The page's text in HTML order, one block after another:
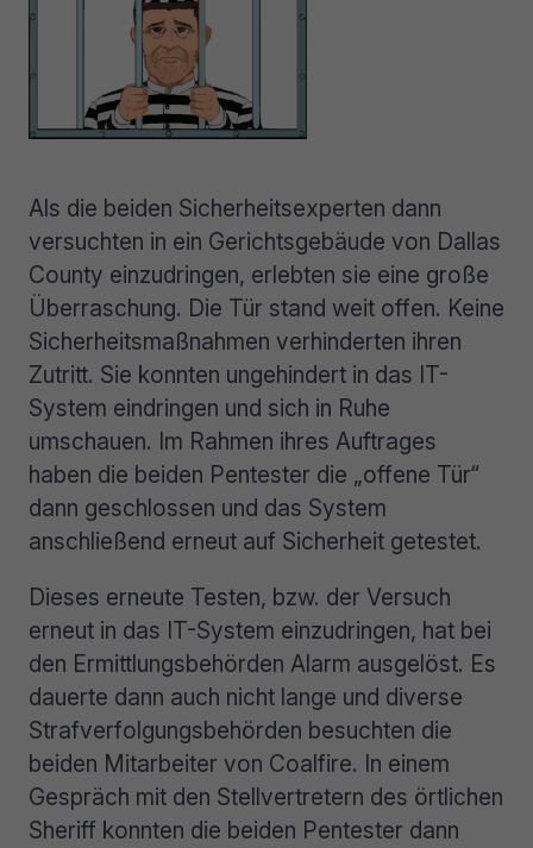
Als die beiden Sicherheitsexperten dann
versuchten in ein Gerichtsgebäude von Dallas
County einzudringen, erlebten sie eine große
Überraschung. Die Tür stand weit offen. Keine
Sicherheitsmaßnahmen verhinderten ihren
Zutritt. Sie konnten ungehindert in das IT-
System eindringen und sich in Ruhe
umschauen. Im Rahmen ihres Auftrages
haben die beiden Pentester die „offene Tür“
dann geschlossen und das System
anschließend erneut auf Sicherheit getestet.
Dieses erneute Testen, bzw. der Versuch
erneut in das IT-System einzudringen, hat bei
den Ermittlungsbehörden Alarm ausgelöst. Es
dauerte dann auch nicht lange und diverse
Strafverfolgungsbehörden besuchten die
beiden Mitarbeiter von Coalfire. In einem
Gespräch mit den Stellvertretern des örtlichen
Sheriff konnten die beiden Pentester dann